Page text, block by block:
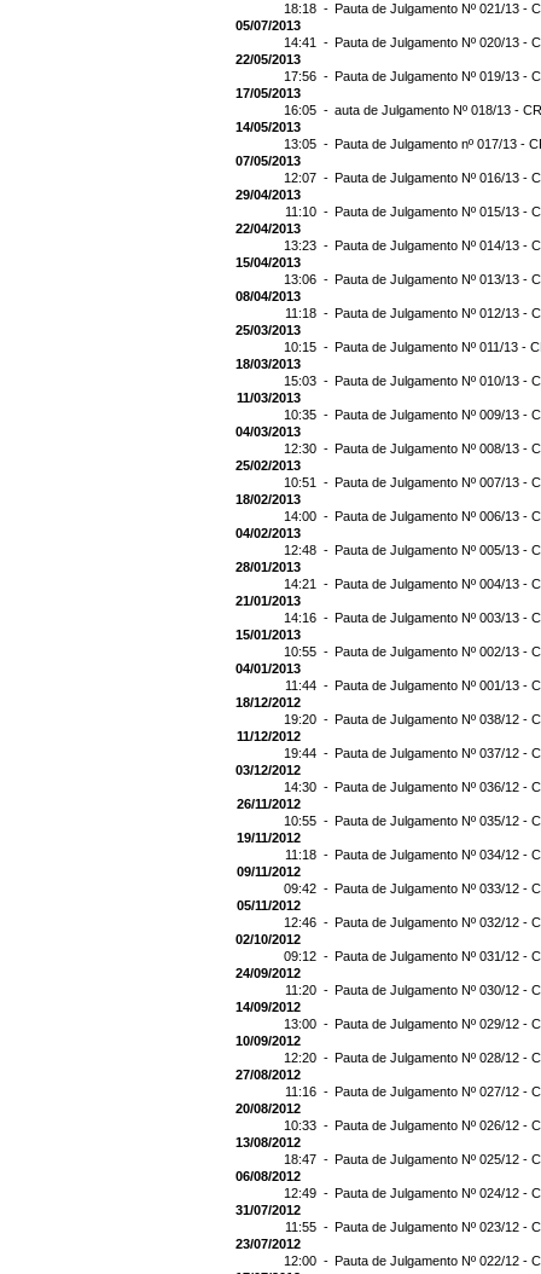
18:18 - Pauta de Julgamento Nº 021/13 -
05/07/2013
14:41 - Pauta de Julgamento Nº 020/13 -
22/05/2013
17:56 - Pauta de Julgamento Nº 019/13 -
17/05/2013
16:05 - auta de Julgamento Nº 018/13 -
14/05/2013
13:05 - Pauta de Julgamento nº 017/13 -
07/05/2013
12:07 - Pauta de Julgamento Nº 016/13 -
29/04/2013
11:10 - Pauta de Julgamento Nº 015/13 -
22/04/2013
13:23 - Pauta de Julgamento Nº 014/13 -
15/04/2013
13:06 - Pauta de Julgamento Nº 013/13 -
08/04/2013
11:18 - Pauta de Julgamento Nº 012/13 -
25/03/2013
10:15 - Pauta de Julgamento Nº 011/13 -
18/03/2013
15:03 - Pauta de Julgamento Nº 010/13 -
11/03/2013
10:35 - Pauta de Julgamento Nº 009/13 -
04/03/2013
12:30 - Pauta de Julgamento Nº 008/13 -
25/02/2013
10:51 - Pauta de Julgamento Nº 007/13 -
18/02/2013
14:00 - Pauta de Julgamento Nº 006/13 -
04/02/2013
12:48 - Pauta de Julgamento Nº 005/13 -
28/01/2013
14:21 - Pauta de Julgamento Nº 004/13 -
21/01/2013
14:16 - Pauta de Julgamento Nº 003/13 -
15/01/2013
10:55 - Pauta de Julgamento Nº 002/13 -
04/01/2013
11:44 - Pauta de Julgamento Nº 001/13 -
18/12/2012
19:20 - Pauta de Julgamento Nº 038/12 -
11/12/2012
19:44 - Pauta de Julgamento Nº 037/12 -
03/12/2012
14:30 - Pauta de Julgamento Nº 036/12 -
26/11/2012
10:55 - Pauta de Julgamento Nº 035/12 -
19/11/2012
11:18 - Pauta de Julgamento Nº 034/12 -
09/11/2012
09:42 - Pauta de Julgamento Nº 033/12 -
05/11/2012
12:46 - Pauta de Julgamento Nº 032/12 -
02/10/2012
09:12 - Pauta de Julgamento Nº 031/12 -
24/09/2012
11:20 - Pauta de Julgamento Nº 030/12 -
14/09/2012
13:00 - Pauta de Julgamento Nº 029/12 -
10/09/2012
12:20 - Pauta de Julgamento Nº 028/12 -
27/08/2012
11:16 - Pauta de Julgamento Nº 027/12 -
20/08/2012
10:33 - Pauta de Julgamento Nº 026/12 -
13/08/2012
18:47 - Pauta de Julgamento Nº 025/12 -
06/08/2012
12:49 - Pauta de Julgamento Nº 024/12 -
31/07/2012
11:55 - Pauta de Julgamento Nº 023/12 -
23/07/2012
12:00 - Pauta de Julgamento Nº 022/12 -